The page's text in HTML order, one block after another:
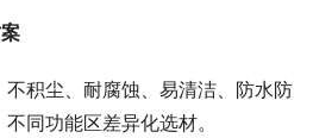
积尘、耐腐蚀、易清洁、防水防
同功能区差异化选材。